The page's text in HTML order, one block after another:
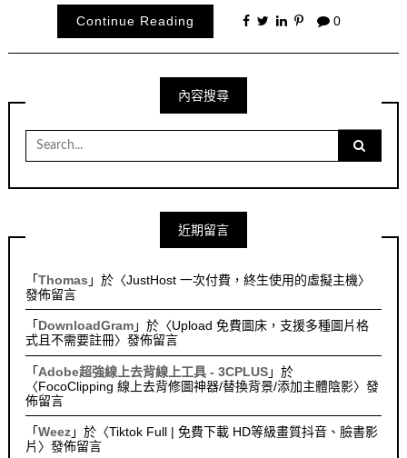
Continue Reading 0
內容搜尋
Search
for:
近期留言
「Thomas 」於〈JustHost 一次付費，終生使用的虛擬主機〉
發佈留言
「 DownloadGram」於〈Upload 免費圖床，支援多種圖片格
式且不需要註冊〉發佈留言
「Adobe超強線上去背線上工具 - 3CPLUS」於
〈FocoClipping 線上去背修圖神器/替換背景/添加主體陰影〉發
佈留言
「Weez」於〈Tiktok Full | 免費下載 HD等級畫質抖音、臉書影
片 〉發佈留言